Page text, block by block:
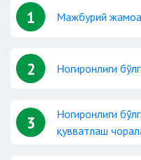
1 Мажбурий
2 Ногиронлиги
3
Ногиронлиги
қувватлаш